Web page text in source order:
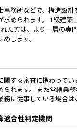
事務所などで、構造設
求められます。 1級建築
た方は、より一層の専
します。
関する審査に携わって
られます。 また営繕業
に従事している場合は
適合性判定機関